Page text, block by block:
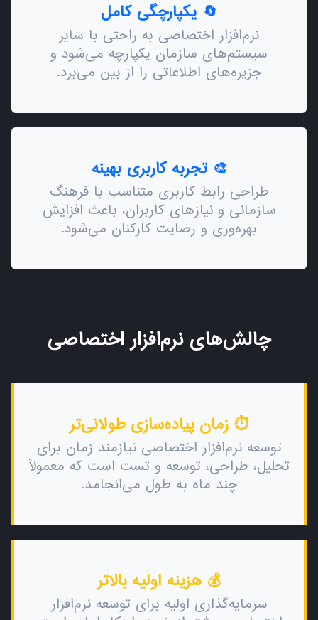
🔄 یکپارچگی کامل
نرم‌افزار اختصاصی به راحتی با سایر
سیستم‌های سازمان یکپارچه می‌شود و
جزیره‌های اطلاعاتی را از بین می‌برد.
🎨 تجربه کاربری بهینه
طراحی رابط کاربری متناسب با فرهنگ
سازمانی و نیازهای کاربران، باعث افزایش
بهره‌وری و رضایت کارکنان می‌شود.
چالش‌های نرم‌افزار اختصاصی
⏱️ زمان پیاده‌سازی طولانی‌تر
توسعه نرم‌افزار اختصاصی نیازمند زمان برای
تحلیل، طراحی، توسعه و تست است که معمولاً
چند ماه به طول می‌انجامد.
💰 هزینه اولیه بالاتر
سرمایه‌گذاری اولیه برای توسعه نرم‌افزار